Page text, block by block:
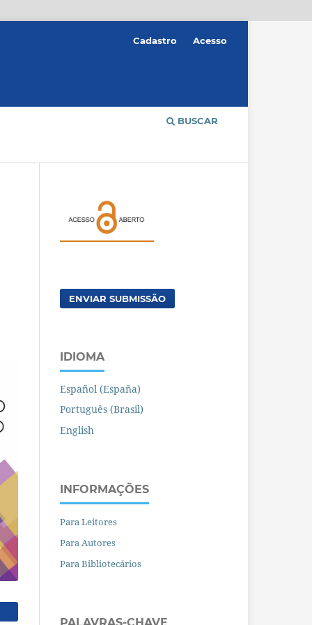
BUSCAR
Cadastro Acesso
ENVIAR SUBMISSÃO
IDIOMA
Español (España)
Português (Brasil)
English
INFORMAÇÕES
Para Leitores
Para Autores
Para Bibliotecários